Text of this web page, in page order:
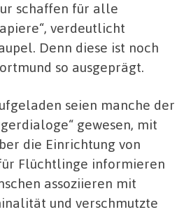
schaffen für alle
verdeutlicht
Denn diese ist noch
so ausgeprägt.
seien manche der
gewesen, mit
die Einrichtung von
Flüchtlinge informieren
assoziieren mit
und verschmutzte